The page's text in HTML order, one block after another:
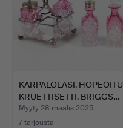
KARPALOLASI, HOPEOITU
KRUETTISETTI, BRIGGS…
Myyty 28 maalis 2025
7 tarjousta